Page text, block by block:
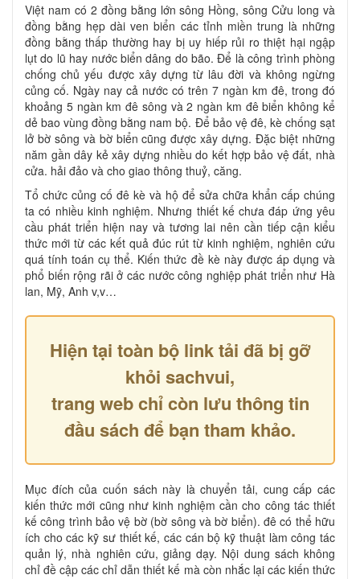
Việt nam có 2 đồng bằng lớn sông Hồng, sông Cửu long và
đồng bằng hẹp dài ven biển các tỉnh miền trung là những
đồng bằng thấp thường hay bị uy hiếp rủi ro thiệt hại ngập
lụt do lũ hay nước biển dâng do bão. Để là công trình phòng
chống chủ yếu được xây dựng từ lâu đời và không ngừng
củng cố. Ngày nay cả nước có trên 7 ngàn km đê, trong đó
khoảng 5 ngàn km đê sông và 2 ngàn km đê biển không kể
dẻ bao vùng đồng bằng nam bộ. Để bảo vệ đê, kè chống sạt
lở bờ sông và bờ biển cũng được xây dựng. Đặc biệt những
năm gần dây kẻ xây dựng nhiều do kết hợp bảo vệ đất, nhà
cửa. hải đảo và cho giao thông thuỷ, căng.
Tổ chức củng cố đê kè và hộ để sửa chữa khẩn cấp chúng
ta có nhiều kinh nghiệm. Nhưng thiết kế chưa đáp ứng yêu
cầu phát triển hiện nay và tương lai nên cần tiếp cận kiểu
thức mới từ các kết quả đúc rút từ kinh nghiệm, nghiên cứu
quá tính toán cụ thể. Kiến thức đề kè này được áp dụng và
phổ biến rộng rãi ở các nước công nghiệp phát triển như Hà
lan, Mỹ, Anh v,v…
Hiện tại toàn bộ link tải đã bị gỡ
khỏi sachvui,
trang web chỉ còn lưu thông tin
đầu sách để bạn tham khảo.
Mục đích của cuốn sách này là chuyển tải, cung cấp các
kiến thức mới cũng như kinh nghiệm cần cho công tác thiết
kế công trình bảo vệ bờ (bờ sông và bờ biển). đê có thể hữu
ích cho các kỹ sư thiết kế, các cán bộ kỹ thuật làm công tác
quản lý, nhà nghiên cứu, giảng dạy. Nội dung sách không
chỉ đề cập các chỉ dẫn thiết kế mà còn nhắc lại các kiến thức